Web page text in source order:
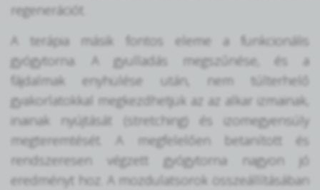
regenerációt.
A terápia másik fontos eleme a funkcionális
gyógytorna. A gyulladás megszűnése, és a
fájdalmak enyhülése után, nem túlterhelő
gyakorlatokkal megkezdhetjük az az alkar izmainak,
inainak nyújtását (stretching) és izomegyensúly
megteremtését. A megfelelően betanított és
rendszeresen végzett gyógytorna nagyon jó
eredményt hoz. A mozdulatsorok összeállításában